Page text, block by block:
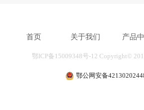
首页 关于我们 产品
鄂ICP备15009348号-12 Copyright©
鄂公网安备